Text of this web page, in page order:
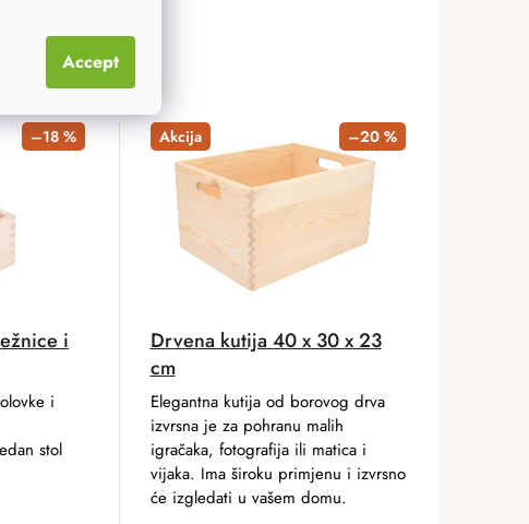
Accept
–18 %
i
i
stol
Akcija –20 %
Drvena kutija 40 x 30 x 23
cm
Elegantna kutija od borovog drva
izvrsna je za pohranu malih
igračaka, fotografija ili matica i
vijaka. Ima široku primjenu i izvrsno
će izgledati u vašem domu.